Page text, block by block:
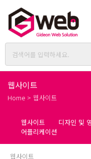
웹사이트
Home > 웹사이트
웹사이트 디자인 및
어플리케이션
웹사이트